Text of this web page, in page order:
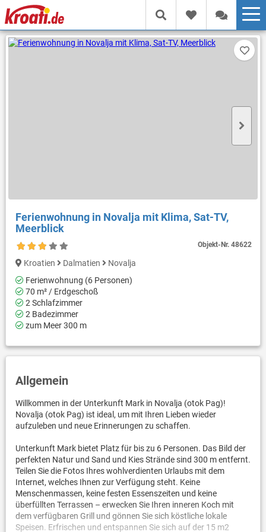
Ferienwohnung in Novalja mit Klima, Sat-TV,
Meerblick
Objekt-Nr.48622
Kroatien Dalmatien
Novalja
Ferienwohnung (6 Personen)
70 m² / Erdgeschoß
2 Schlafzimmer
2 Badezimmer
zum Meer 300 m
Allgemein
Willkommen in der Unterkunft Mark in Novalja (otok Pag)!
Novalja (otok Pag) ist ideal, um mit Ihren Lieben wieder
aufzuleben und neue Erinnerungen zu schaffen.
Unterkunft Mark bietet Platz für bis zu 6 Personen. Das Bild der
perfekten Natur und Sand und Kies Strände sind 300 m entfernt.
Teilen Sie die Fotos Ihres wohlverdienten Urlaubs mit dem
Internet, welches Ihnen zur Verfügung steht. Keine
Menschenmassen, keine festen Essenszeiten und keine
überfüllten Terrassen – erwecken Sie Ihren inneren Koch mit
dem verfügbaren Grill und gönnen Sie sich köstliche lokale
Speisen. Erfrischen und entspannen Sie sich auf der 15 m2